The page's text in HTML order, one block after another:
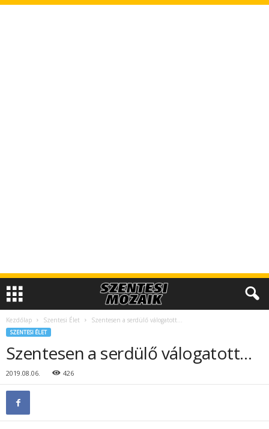
Kezdőlap Szentesi Élet Szentesen a serdülő válogatott…
SZENTESI ÉLET
Szentesen a serdülő válogatott…
2019.08.06. 426